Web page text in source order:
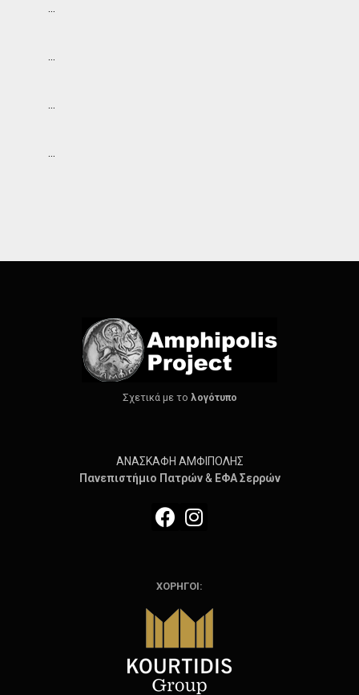
…
…
…
…
Σχετικά με το λογότυπο
ΑΝΑΣΚΑΦΗ ΑΜΦΙΠΟΛΗΣ
Πανεπιστήμιο Πατρών& ΕΦΑ Σερρών
ΧΟΡΗΓΟΙ: